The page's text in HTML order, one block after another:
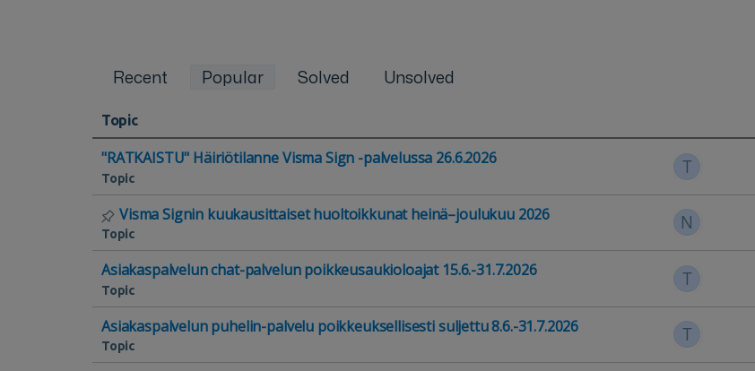
Recent Popular Solved Unsolved
Topic
"RATKAISTU" Häiriötilanne Visma Sign -palvelussa 26.6.2026
Topic T
Visma Signin kuukausittaiset huoltoikkunat heinä–joulukuu 2026
Topic N
Asiakaspalvelun chat-palvelun poikkeusaukioloajat 15.6.-31.7.2026
Topic T
Asiakaspalvelun puhelin-palvelu poikkeuksellisesti suljettu 8.6.-31.7.2026
Topic T